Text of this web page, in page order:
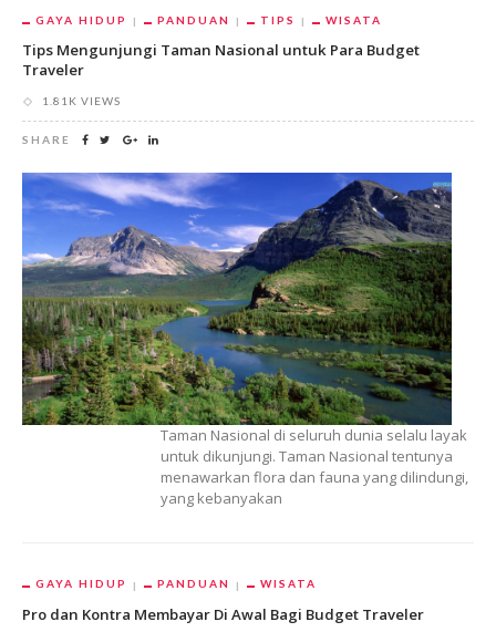
GAYA HIDUP PANDUAN TIPS WISATA
Tips Mengunjungi Taman Nasional untuk Para Budget
Traveler
1.81K VIEWS
SHARE
Taman Nasional di seluruh dunia selalu layak
untuk dikunjungi. Taman Nasional tentunya
menawarkan flora dan fauna yang dilindungi,
yang kebanyakan
GAYA HIDUP PANDUAN WISATA
Pro dan Kontra Membayar Di Awal Bagi Budget Traveler